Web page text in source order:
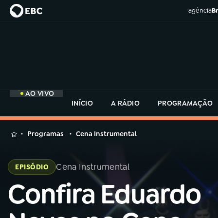
agência
AO VIVO
INÍCIO
A RÁDIO PROGRAMAÇÃO
MENU
Buscar
na
Rádio
AO VIVO
na
Rádio
Programas Cena Instrumental
EPISÓDIO Cena Instrumental
Confira Eduardo